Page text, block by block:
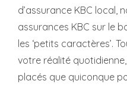
d’assurance KBC local,
assurances KBC sur le
les ‘petits caractères’.
votre réalité
placés que quiconque